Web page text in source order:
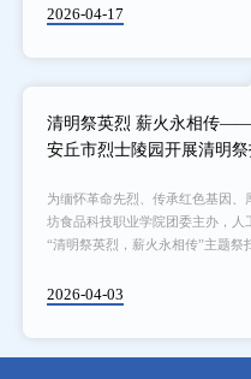
2026-04-17
清明祭英烈 薪火永相传
安丘市烈士陵园开展清明
为缅怀革命先烈、传承红色基因
坊食品科技职业学院团委主办，
“清明祭英烈，薪火永相传”主题祭
2026-04-03